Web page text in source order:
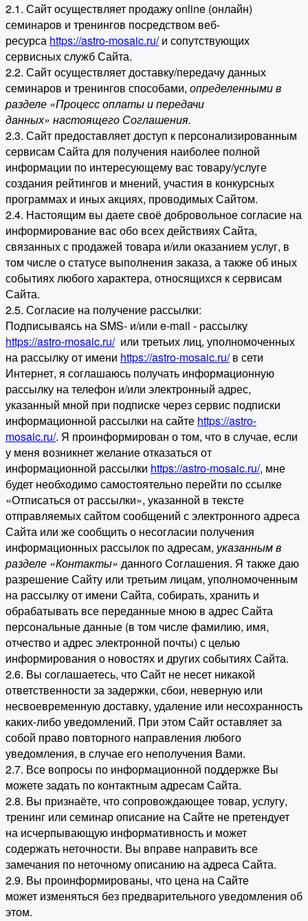
2.1. Сайт осуществляет продажу online (онлайн)
семинаров и тренингов посредством веб-
ресурса https://astro-mosaic.ru/и сопутствующих
сервисных служб Сайта.
2.2. Сайт осуществляет доставку/передачу данных
семинаров и тренингов способами, определенными в
разделе «Процесс оплаты и передачи
данных» настоящего Соглашения.
2.3. Сайт предоставляет доступ к персонализированным
сервисам Сайта для получения наиболее полной
информации по интересующему вас товару/услуге
создания рейтингов и мнений, участия в конкурсных
программах и иных акциях, проводимых Сайтом.
2.4. Настоящим вы даете своё добровольное согласие на
информирование вас обо всех действиях Сайта,
связанных с продажей товара и/или оказанием услуг, в
том числе о статусе выполнения заказа, а также об иных
событиях любого характера, относящихся к сервисам
Сайта.
2.5. Согласие на получение рассылки:
Подписываясь на SMS- и/или e-mail - рассылку
https://astro-mosaic.ru/или третьих лиц, уполномоченных
на рассылку от имени https://astro-mosaic.ru/в сети
Интернет, я соглашаюсь получать информационную
рассылку на телефон и/или электронный адрес,
указанный мной при подписке через сервис подписки
информационной рассылки на сайте https://astro-
mosaic.ru/. Я проинформирован о том, что в случае, если
у меня возникнет желание отказаться от
информационной рассылки https://astro-mosaic.ru/, мне
будет необходимо самостоятельно перейти по ссылке
«Отписаться от рассылки», указанной в тексте
отправляемых сайтом сообщений с электронного адреса
Сайта или же сообщить о несогласии получения
информационных рассылок по адресам, указанным в
разделе «Контакты» данного Соглашения. Я также даю
разрешение Сайту или третьим лицам, уполномоченным
на рассылку от имени Сайта, собирать, хранить и
обрабатывать все переданные мною в адрес Сайта
персональные данные (в том числе фамилию, имя,
отчество и адрес электронной почты) с целью
информирования о новостях и других событиях Сайта.
2.6. Вы соглашаетесь, что Сайт не несет никакой
ответственности за задержки, сбои, неверную или
несвоевременную доставку, удаление или несохранность
каких-либо уведомлений. При этом Сайт оставляет за
собой право повторного направления любого
уведомления, в случае его неполучения Вами.
2.7. Все вопросы по информационной поддержке Вы
можете задать по контактным адресам Сайта.
2.8. Вы признаёте, что сопровождающее товар, услугу,
тренинг или семинар описание на Сайте не претендует
на исчерпывающую информативность и может
содержать неточности. Вы вправе направить все
замечания по неточному описанию на адреса Сайта.
2.9. Вы проинформированы, что цена на Сайте
может изменяться без предварительного уведомления об
этом.